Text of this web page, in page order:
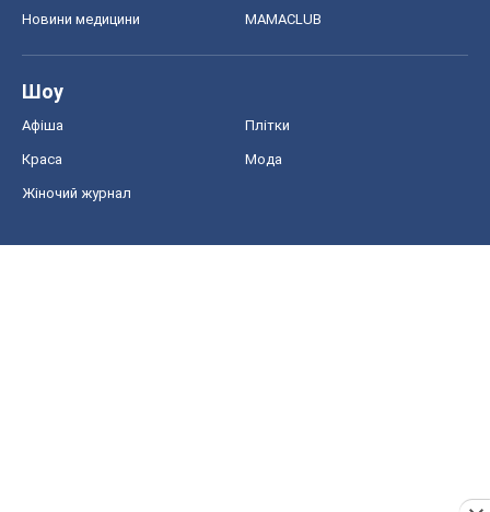
Новини медицини MAMACLUB
Шоу
Афіша Плітки
Краса Мода
Жіночий журнал